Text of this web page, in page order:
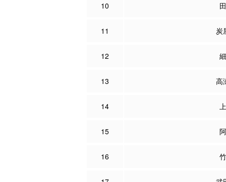
10
11 炭
12
13 高
14
15
16